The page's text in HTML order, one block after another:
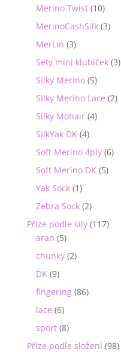
Merino Twist (10)
MerinoCashSilk (3)
MerLin (3)
Sety mini klubíček (3)
Silky Merino (5)
Silky Merino Lace (2)
Silky Mohair (4)
SilkYak DK (4)
Soft Merino 4ply (6)
Soft Merino DK (5)
Yak Sock (1)
Zebra Sock (2)
Příze podle síly (117)
aran (5)
chunky (2)
DK (9)
fingering (86)
lace (6)
sport (8)
Příze podle složení (98)